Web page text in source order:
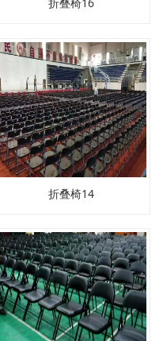
折叠椅14